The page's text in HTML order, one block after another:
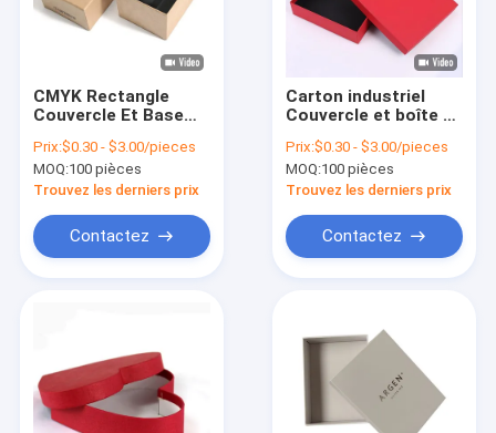
CMYK Rectangle
Couvercle Et Base
d'emballage de
montre de poignet
vide
Prix:$0.30 - $3.00/pieces
MOQ:100 pièces
Trouvez les derniers prix
Contactez
Carton industriel
Couvercle et boîte de
Sweaters Vêtements
Boîtes d'emballage
Prix:$0.30 - $3.00/pieces
MOQ:100 pièces
Trouvez les derniers prix
Contactez